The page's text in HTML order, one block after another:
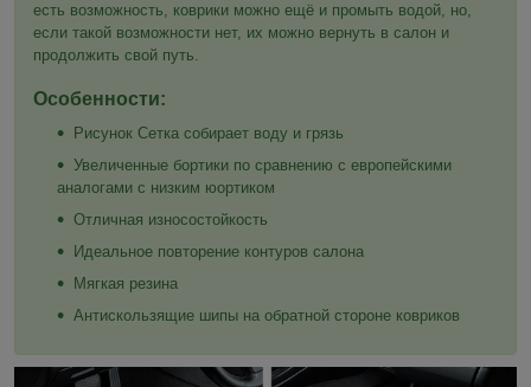
есть возможность, коврики можно ещё и промыть водой, но,
если такой возможности нет, их можно вернуть в салон и
продолжить свой путь.
Особенности:
Рисунок Сетка собирает воду и грязь
Увеличенные бортики по сравнению с европейскими
аналогами с низким юортиком
Отличная износостойкость
Идеальное повторение контуров салона
Мягкая резина
Антискользящие шипы на обратной стороне ковриков